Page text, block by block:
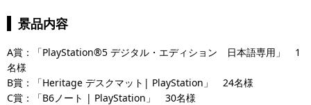
景品内容
A賞：「PlayStation®5 デジタル・エディション 日本語専用」 1
名様
B賞：「Heritage デスクマット| PlayStation」 24名様
C賞：「B6ノート | PlayStation」 30名様